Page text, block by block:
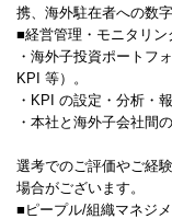
携、海外駐在者への数
■経営管理・モニタリン
・海外子投資ポートフ
KPI 等）。
・KPI の設定・分析・
・本社と海外子会社間
選考でのご評価やご経
場合がございます。
■ピープル/組織マネジメ